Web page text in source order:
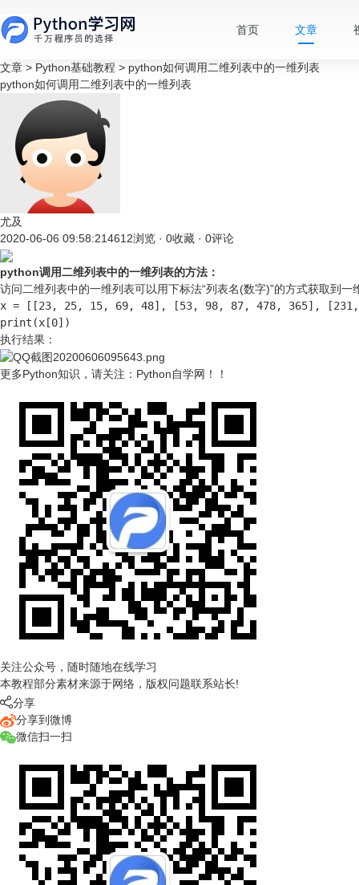
首页 文章
文章 > Python基础教程 > python如何调用二维列表中的一维列表
python如何调用二维列表中的一维列表
尤及
2020-06-06 09:58:214612浏览 · 0收藏 · 0评论
python调用二维列表中的一维列表的方法：
访问二维列表中的一维列表可以用下标法“列表名(数字)”的方式获取到一
x = [[23, 25, 15, 69, 48], [53, 98, 87, 478, 365],
print(x[0])
执行结果：
更多Python知识，请关注： Python自学网 ！！
关注公众号，随时随地在线学习
本教程部分素材来源于网络，版权问题联系站长!
分享
分享到微博
微信扫一扫